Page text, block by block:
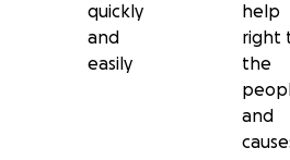
AIUTACI A FARE LA DIFFERENZA!
Vorremmo restituire un po' di
perchè
meritato riposo non sia solo un
Ogni contributo, grande o
quickly
and
easily
help
right
the
and